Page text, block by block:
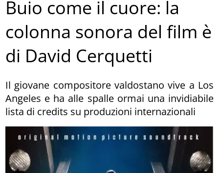
Buio come il cuore: la
colonna sonora del film è
di David Cerquetti
Il giovane compositore valdostano vive a Los
Angeles e ha alle spalle ormai una invidiabile
lista di credits su produzioni internazionali